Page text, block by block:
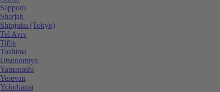
Sapporo
Sharjah
Shinjuku (Tokyo)
Tel Aviv
Tiflis
Toshima
Utsunomiya
Yamanashi
Yerevan
Yokohama